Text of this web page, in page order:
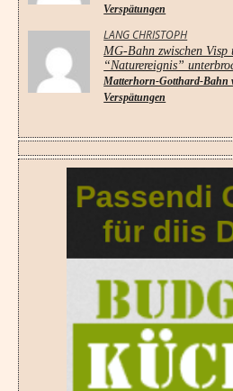
Verspätungen
LANG CHRISTOPH
MG-Bahn zwischen Visp
“Naturereignis”
Matterhorn-Gotthard-Bahn
Verspätungen